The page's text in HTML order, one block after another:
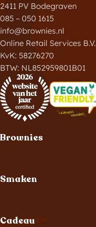
2411 PV Bodegraven
085 – 050 1615
info@brownies.nl
Online Retail Services B.V.
KvK: 58276270
BTW: NL852959801B01
Brownies
Smaken
Cadeau